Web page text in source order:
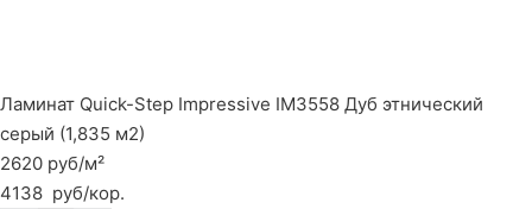
Ламинат Quick-Step Impressive IM3558 Дуб этнический
серый (1,835 м2)
2620 руб/м²
4138 руб/кор.